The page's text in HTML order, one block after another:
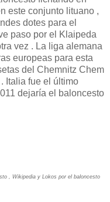
este conjunto lituano ,
dotes para el
paso por el Klaipeda
vez . La liga alemana
europeas para esta
del Chemnitz Chem
Italia fue el último
dejaría el baloncesto
, Wikipedia y Lokos por el baloncesto